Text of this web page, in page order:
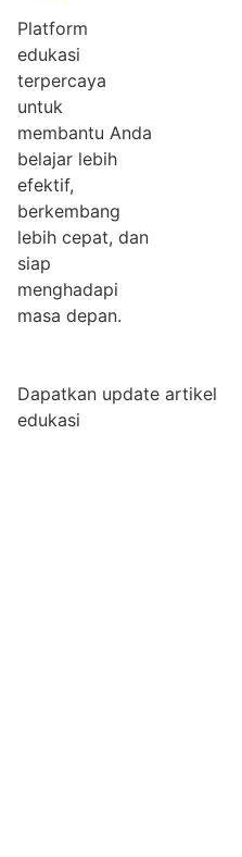
Platform
edukasi
terpercaya
untuk
membantu Anda
belajar lebih
efektif,
berkembang
lebih cepat, dan
siap
menghadapi
masa depan.
Dapatkan update artikel
edukasi